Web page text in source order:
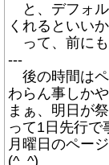
と、デフォル
くれるといい
って、前にも
---
後の時間は
わらん事しか
まぁ、明日が
って1日先行
月曜日のペー
(^_^)